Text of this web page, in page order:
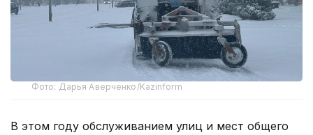
Фото: Дарья Аверченко/Kazinform
В этом году обслуживанием улиц и мест общего